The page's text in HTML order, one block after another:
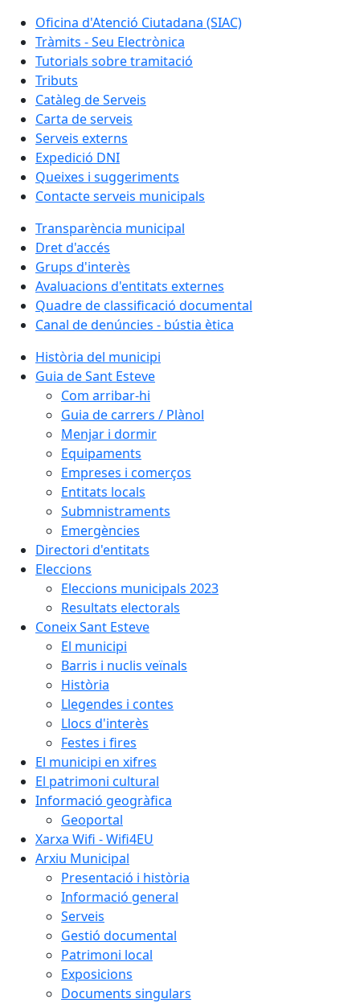
Oficina d'Atenció Ciutadana (SIAC)
Tràmits - Seu Electrònica
Tutorials sobre tramitació
Tributs
Catàleg de Serveis
Carta de serveis
Serveis externs
Expedició DNI
Queixes i suggeriments
Contacte serveis municipals
Transparència municipal
Dret d'accés
Grups d'interès
Avaluacions d'entitats externes
Quadre de classificació documental
Canal de denúncies - bústia ètica
Història del municipi
Guia de Sant Esteve
Com arribar-hi
Guia de carrers / Plànol
Menjar i dormir
Equipaments
Empreses i comerços
Entitats locals
Submnistraments
Emergències
Directori d'entitats
Eleccions
Eleccions municipals 2023
Resultats electorals
Coneix Sant Esteve
El municipi
Barris i nuclis veïnals
Història
Llegendes i contes
Llocs d'interès
Festes i fires
El municipi en xifres
El patrimoni cultural
Informació geogràfica
Geoportal
Xarxa Wifi - Wifi4EU
Arxiu Municipal
Presentació i història
Informació general
Serveis
Gestió documental
Patrimoni local
Exposicions
Documents singulars